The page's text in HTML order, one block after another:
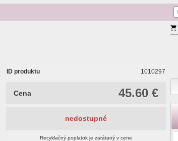
ID produktu 1010297
45.60 €
Cena
nedostupné
Recyklačný poplatok je zarátaný v cene